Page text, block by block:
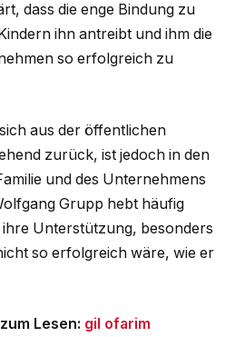
dass die enge Bindung zu
ihn antreibt und ihm die
so erfolgreich zu
aus der öffentlichen
zurück, ist jedoch in den
und des Unternehmens
Grupp hebt häufig
Unterstützung, besonders
so erfolgreich wäre, wie er
Lesen: gil ofarim